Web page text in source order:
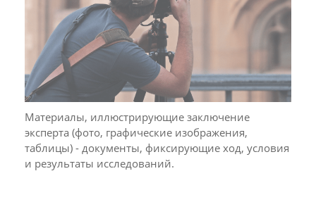
Материалы, иллюстрирующие заключение
эксперта (фото, графические изображения,
таблицы) - документы, фиксирующие ход, условия
и результаты исследований.